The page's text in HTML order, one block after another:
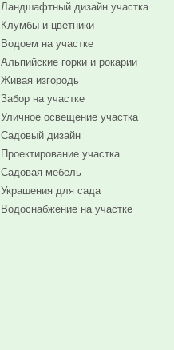
Ландшафтный дизайн участка
Клумбы и цветники
Водоем на участке
Альпийские горки и рокарии
Живая изгородь
Забор на участке
Уличное освещение участка
Садовый дизайн
Проектирование участка
Садовая мебель
Украшения для сада
Водоснабжение на участке